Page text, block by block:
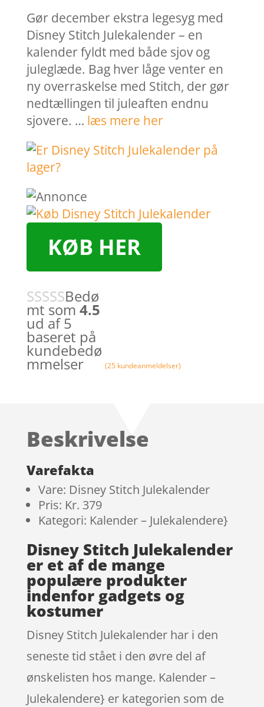
Gør december ekstra legesyg med
Disney Stitch Julekalender – en
kalender fyldt med både sjov og
juleglæde. Bag hver låge venter en
ny overraskelse med Stitch, der gør
nedtællingen til juleaften endnu
sjovere. … læs mere her
KØB HER
Bedø
mt som 4.5
ud af 5
baseret på
kundebedø
mmelser (25 kundeanmeldelser)
Beskrivelse
Varefakta
Vare: Disney Stitch Julekalender
Pris: Kr. 379
Kategori: Kalender – Julekalendere}
Disney Stitch Julekalender
er et af de mange
populære produkter
indenfor gadgets og
kostumer
Disney Stitch Julekalender har i den
seneste tid stået i den øvre del af
ønskelisten hos mange. Kalender –
Julekalendere} er kategorien som de